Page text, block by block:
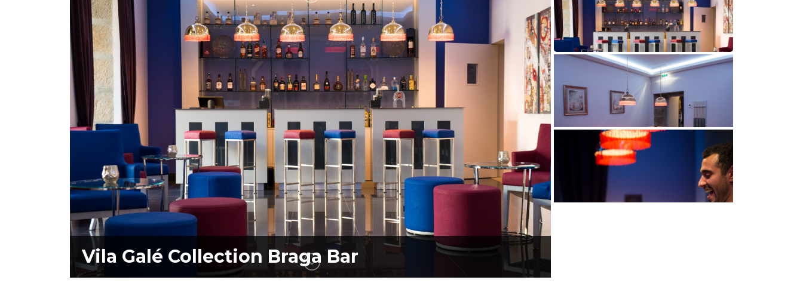
Vila Galé Collection Braga Restaurante Versatil
mesa de saladas
Vila Galé Collection Braga Bar